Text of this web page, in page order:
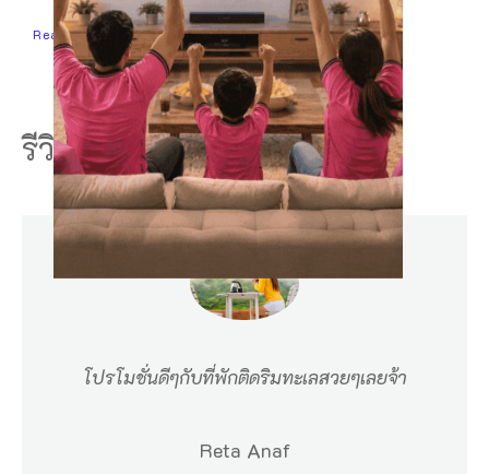
Read More
1 2 3 10 Next
รีวิวจากลูกค้าท่านอื่นๆ
โปรโมชั่นดีๆกับที่พักติดริมทะเลสวยๆเลยจ้า
Reta Anaf